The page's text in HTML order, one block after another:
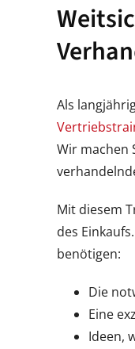
Als
Wir machen
Mit diesem
des
benötigen:
Die
Eine
Ideen,